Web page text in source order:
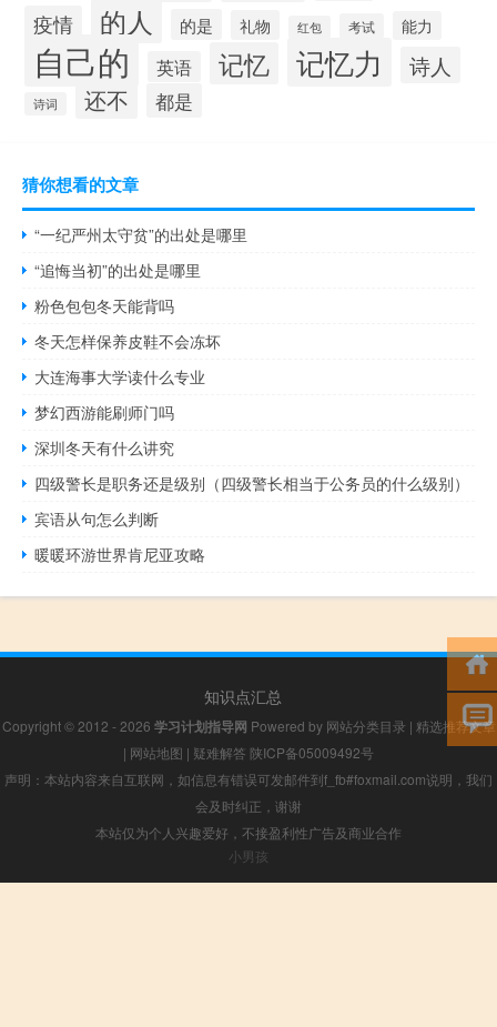
疫情 的人 的是 礼物 红包 考试 能力
自己的 英语 记忆 记忆力 诗人
诗词 还不 都是
猜你想看的文章
“一纪严州太守贫”的出处是哪里
“追悔当初”的出处是哪里
粉色包包冬天能背吗
冬天怎样保养皮鞋不会冻坏
大连海事大学读什么专业
梦幻西游能刷师门吗
深圳冬天有什么讲究
四级警长是职务还是级别（四级警长相当于公务员的什么级别）
宾语从句怎么判断
暖暖环游世界肯尼亚攻略
知识点汇总
Copyright © 2012 - 2026 学习计划指导网 Powered by 网站分类目录 | 精选推荐文章
| 网站地图 | 疑难解答 陕ICP备05009492号
声明：本站内容来自互联网，如信息有错误可发邮件到f_fb#foxmail.com说明，我们
会及时纠正，谢谢
本站仅为个人兴趣爱好，不接盈利性广告及商业合作
小男孩